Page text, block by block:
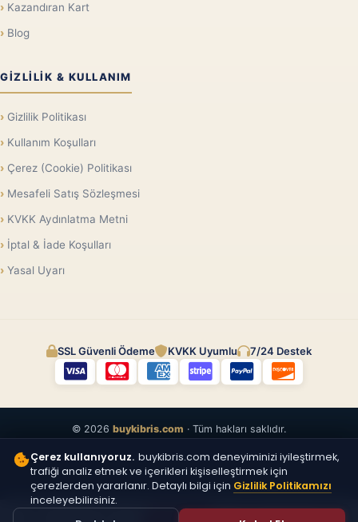
Kazandıran Kart
Blog
GIZLILIK & KULLANIM
Gizlilik Politikası
Kullanım Koşulları
Çerez (Cookie) Politikası
Mesafeli Satış Sözleşmesi
KVKK Aydınlatma Metni
İptal & İade Koşulları
Yasal Uyarı
SSL Güvenli Ödeme KVKK Uyumlu 7/24 Destek
© 2026 buykibris.com · Tüm hakları saklıdır.
Çerez kullanıyoruz. buykibris.com deneyiminizi iyileştirmek,
trafiği analiz etmek ve içerikleri kişiselleştirmek için
çerezlerden yararlanır. Detaylı bilgi için Gizlilik Politikamızı
inceleyebilirsiniz.